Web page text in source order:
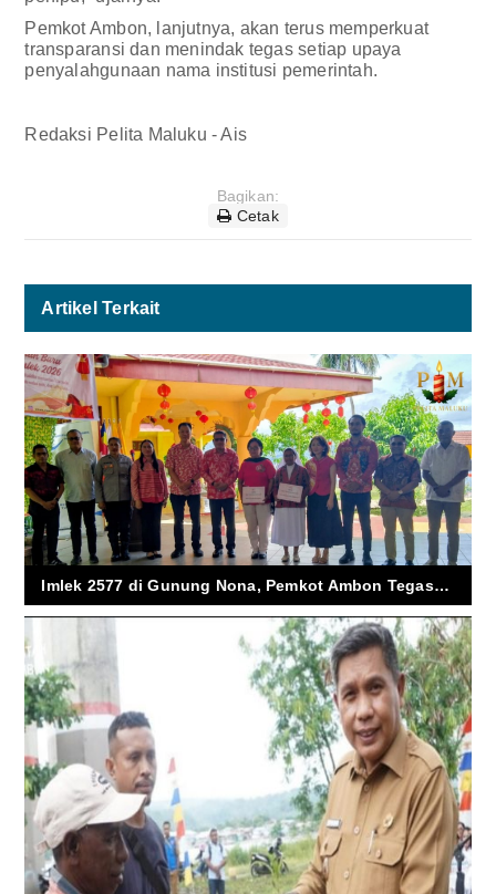
Pemkot Ambon, lanjutnya, akan terus memperkuat
transparansi dan menindak tegas setiap upaya
penyalahgunaan nama institusi pemerintah.
Redaksi Pelita Maluku - Ais
Bagikan:
Cetak
Artikel Terkait
Imlek 2577 di Gunung Nona, Pemkot Ambon Tegaskan “Ambon untuk Semua” di Tengah Keberagaman